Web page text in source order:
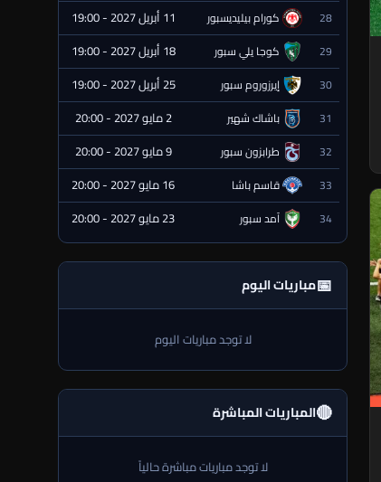
28 كورام بيليديسبور 11 أبريل 2027 - 19:00
29 كوجا يلي سبور 18 أبريل 2027 - 19:00
30 إيرزوروم سبور 25 أبريل 2027 - 19:00
31 باشاك شهير 2 مايو 2027 - 20:00
32 طرابزون سبور 9 مايو 2027 - 20:00
33 قاسم باشا 16 مايو 2027 - 20:00
34 آمد سبور 23 مايو 2027 - 20:00
📅مباريات اليوم
لا توجد مباريات اليوم
🔴المباريات المباشرة
لا توجد مباريات مباشرة حالياً